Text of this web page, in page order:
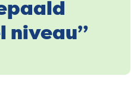
niveau”